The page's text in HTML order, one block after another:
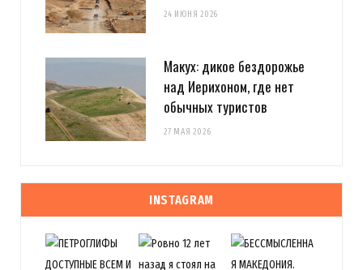
24 ИЮНЯ 2026
Макух: дикое бездорожье
над Иерихоном, где нет
обычных туристов
27 МАЯ 2026
INSTAGRAM